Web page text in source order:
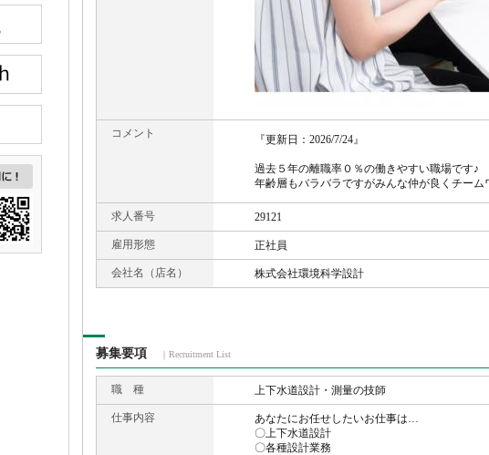
コメント 『更新日：2026/7/24』
過去５年の離職率０％の働きやすい職場です♪
年齢層もバラバラですがみんな仲が良くチーム
求人番号 29121
雇用形態 正社員
会社名（店名） 株式会社環境科学設計
募集要項 ｜Recruitment List
職 種 上下水道設計・測量の技師
仕事内容
あなたにお任せしたいお仕事は…
〇上下水道設計
〇各種設計業務